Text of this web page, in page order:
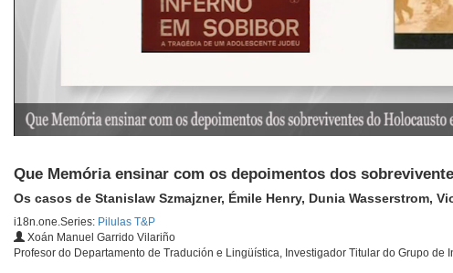
Que Memória ensinar com os depoimentos dos
Os casos de Stanislaw Szmajzner, Émile Henry, Dunia Wasserstrom,
i18n.one.Series: Pilulas T&P
Xoán Manuel Garrido Vilariño
Profesor do Departamento de Tradución e Lingüística, Investigador Titular do Grupo de